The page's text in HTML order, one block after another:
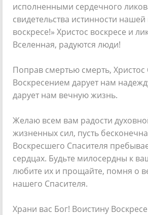
исполненными сердечного
свидетельства истинности
воскресе!» Христос воскресе и
Вселенная, радуются люди!
Поправ смертью смерть,
Воскресением дарует нам
дарует нам вечную жизнь.
Желаю всем вам радости
жизненных сил, пусть
Воскресшего Спасителя
сердцах. Будьте милосердны к
любите их и прощайте, помня о
нашего Спасителя.
Храни вас Бог! Воистину